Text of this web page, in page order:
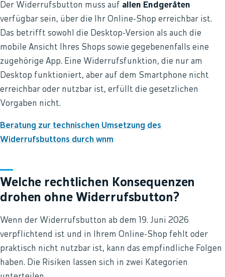
Der Widerrufsbutton muss auf allen Endgeräten
verfügbar sein, über die Ihr Online-Shop erreichbar ist.
Das betrifft sowohl die Desktop-Version als auch die
mobile Ansicht Ihres Shops sowie gegebenenfalls eine
zugehörige App. Eine Widerrufsfunktion, die nur am
Desktop funktioniert, aber auf dem Smartphone nicht
erreichbar oder nutzbar ist, erfüllt die gesetzlichen
Vorgaben nicht.
Beratung zur technischen Umsetzung des
Widerrufsbuttons durch wnm
Welche rechtlichen Konsequenzen
drohen ohne Widerrufsbutton?
Wenn der Widerrufsbutton ab dem 19. Juni 2026
verpflichtend ist und in Ihrem Online-Shop fehlt oder
praktisch nicht nutzbar ist, kann das empfindliche Folgen
haben. Die Risiken lassen sich in zwei Kategorien